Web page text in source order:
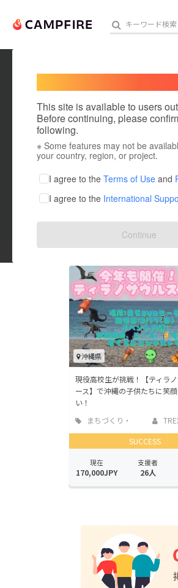
人気のプロ
アート・
テクノロ
映像・映画
ビジネス
まちづく
This site is available to users
Before continuing, please
following.
※ Some features may not be
your country, region, or project.
I agree to the Terms of Use and
I agree to the International
Continue
沖縄県
現役高校生が挑戦！【ティラ
ース】で沖縄の子供たちに笑
い！
まちづくり・
SUCCESS
現在
170,000JPY
支援者
26人